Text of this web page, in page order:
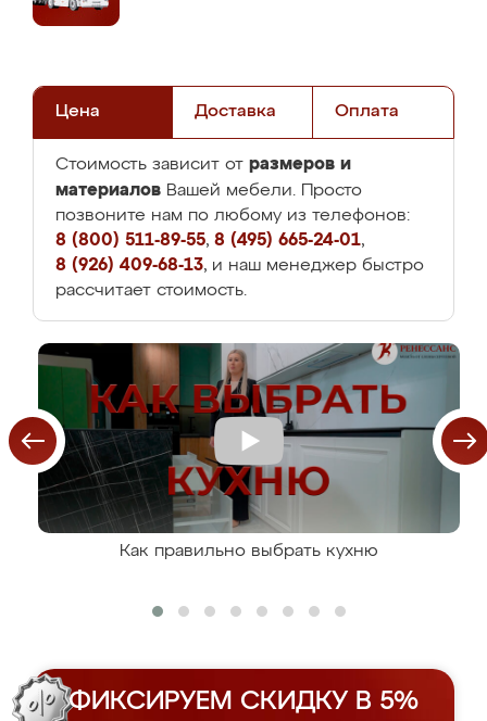
Цена Доставка Оплата
Стоимость зависит от размеров и
материалов Вашей мебели. Просто
позвоните нам по любому из телефонов:
8 (800) 511-89-55, 8 (495) 665-24-01,
8 (926) 409-68-13, и наш менеджер быстро
рассчитает стоимость.
Как правильно выбрать кухню
ФИКСИРУЕМ СКИДКУ В 5%